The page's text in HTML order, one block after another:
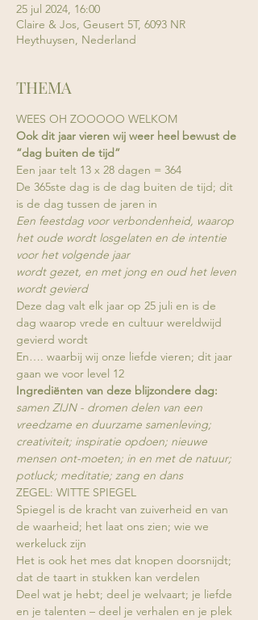
25 jul 2024, 16:00
Claire & Jos, Geusert 5T, 6093 NR
Heythuysen, Nederland
THEMA
WEES OH ZOOOOO WELKOM
Ook dit jaar vieren wij weer heel bewust de
“dag buiten de tijd”
Een jaar telt 13 x 28 dagen = 364
De 365ste dag is de dag buiten de tijd; dit
is de dag tussen de jaren in
Een feestdag voor verbondenheid, waarop
het oude wordt losgelaten en de intentie
voor het volgende jaar
wordt gezet, en met jong en oud het leven
wordt gevierd
Deze dag valt elk jaar op 25 juli en is de
dag waarop vrede en cultuur wereldwijd
gevierd wordt
En…. waarbij wij onze liefde vieren; dit jaar
gaan we voor level 12
Ingrediënten van deze blijzondere dag:
samen ZIJN - dromen delen van een
vreedzame en duurzame samenleving;
creativiteit; inspiratie opdoen; nieuwe
mensen ont-moeten; in en met de natuur;
potluck; meditatie; zang en dans
ZEGEL: WITTE SPIEGEL
Spiegel is de kracht van zuiverheid en van
de waarheid; het laat ons zien; wie we
werkeluck zijn
Het is ook het mes dat knopen doorsnijdt;
dat de taart in stukken kan verdelen
Deel wat je hebt; deel je welvaart; je liefde
en je talenten – deel je verhalen en je plek